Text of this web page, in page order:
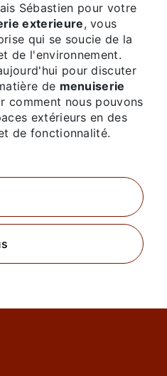
Sébastien pour votre
exterieure, vous
qui se soucie de la
de l'environnement.
pour discuter
de menuiserie
comment nous pouvons
extérieurs en des
de fonctionnalité.